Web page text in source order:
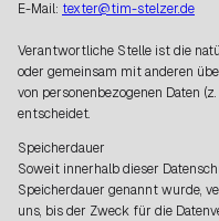
E-Mail: texter@tim-stelzer.de
Verantwortliche Stelle ist die
oder gemeinsam mit anderen
von personenbezogenen Daten
entscheidet.
Speicherdauer
Soweit innerhalb dieser
Speicherdauer genannt wurde,
uns, bis der Zweck für die